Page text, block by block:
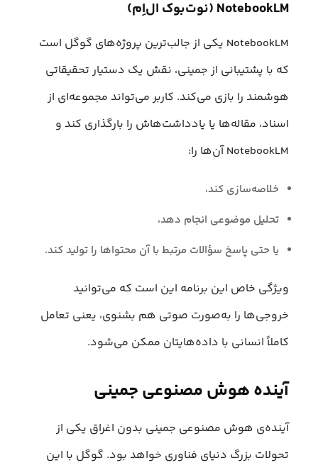
NotebookLM (نوت‌بوک ال‌اِم)
NotebookLM یکی از جالب‌ترین پروژه‌های گوگل است
که با پشتیبانی از جمینی، نقش یک دستیار تحقیقاتی
هوشمند را بازی می‌کند. کاربر می‌تواند مجموعه‌ای از
اسناد، مقاله‌ها یا یادداشت‌هاش را بارگذاری کند و
NotebookLM آن‌ها را:
خلاصه‌سازی کند،
تحلیل موضوعی انجام دهد،
یا حتی پاسخ سؤالات مرتبط با آن محتواها را تولید کند.
ویژگی خاص این برنامه این است که می‌توانید
خروجی‌ها را به‌صورت صوتی هم بشنوی، یعنی تعامل
کاملاً انسانی با داده‌هایتان ممکن می‌شود.
آینده هوش مصنوعی جمینی
آینده‌ی هوش مصنوعی جمینی بدون اغراق یکی از
تحولات بزرگ دنیای فناوری خواهد بود. گوگل با این